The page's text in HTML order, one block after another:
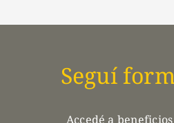
Seguí
Accedé a